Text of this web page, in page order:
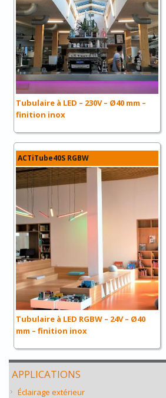
Tubulaire à LED – 230V – Ø40 mm –
finition inox
ACTiTube40S RGBW
Tubulaire à LED RGBW – 24V – Ø40
mm – finition inox
APPLICATIONS
Éclairage extérieur